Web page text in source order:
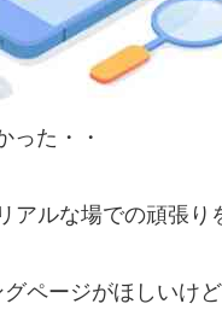
った・・
アルな場での頑張
ページがほしいけ